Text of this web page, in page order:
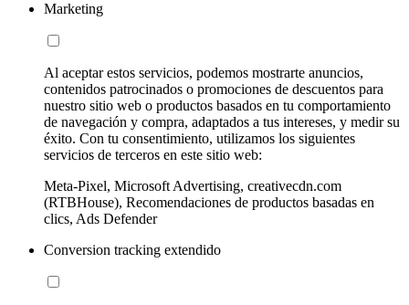
Marketing
Al aceptar estos servicios, podemos mostrarte anuncios,
contenidos patrocinados o promociones de descuentos para
nuestro sitio web o productos basados en tu comportamiento
de navegación y compra, adaptados a tus intereses, y medir su
éxito. Con tu consentimiento, utilizamos los siguientes
servicios de terceros en este sitio web:
Meta-Pixel, Microsoft Advertising, creativecdn.com
(RTBHouse), Recomendaciones de productos basadas en
clics, Ads Defender
Conversion tracking extendido